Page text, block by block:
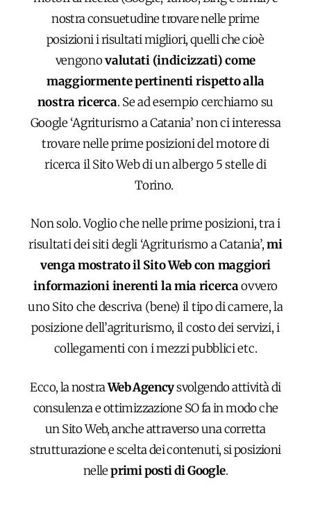
nostra consuetudine trovare nelle prime
posizioni i risultati migliori, quelli che cioè
vengonovalutati (indicizzati) come
maggiormente pertinenti rispetto alla
nostra ricerca. Se ad esempio cerchiamo su
Google ‘Agriturismo a Catania’ non ci interessa
trovare nelle prime posizioni del motore di
ricerca il Sito Web di un albergo 5 stelle di
Torino.
Non solo. Voglio che nelle prime posizioni, tra i
risultati dei siti degli ‘Agriturismo a Catania’,mi
venga mostrato il Sito Web con maggiori
informazioni inerenti la mia ricercaovvero
uno Sito che descriva (bene) il tipo di camere, la
posizione dell’agriturismo, il costo dei servizi, i
collegamenti con i mezzi pubblici etc.
Ecco, la nostraWeb Agencysvolgendo attività di
consulenza e ottimizzazione SO fa in modo che
un Sito Web, anche attraverso una corretta
strutturazione e scelta dei contenuti, si posizioni
nelleprimi posti di Google.